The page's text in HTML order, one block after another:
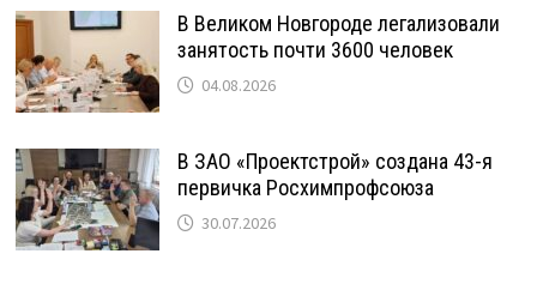
В Великом Новгороде легализовали
занятость почти 3600 человек
04.08.2026
В ЗАО «Проектстрой» создана 43-я
первичка Росхимпрофсоюза
30.07.2026